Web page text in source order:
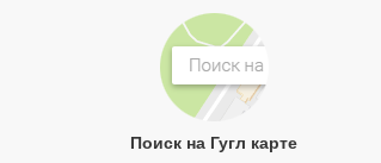
Поиск на Гугл карте